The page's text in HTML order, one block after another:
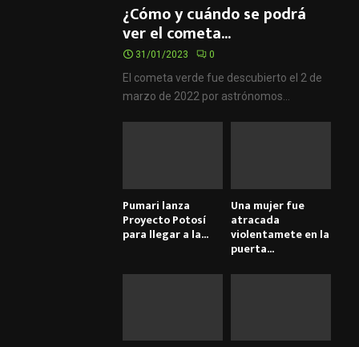
¿Cómo y cuándo se podrá
ver el cometa...
31/01/2023 0
El cometa verde fue descubierto el 2 de
marzo de 2022 por astrónomos...
Pumari lanza
Proyecto Potosí
para llegar a la...
Una mujer fue
atracada
violentamete en la
puerta...